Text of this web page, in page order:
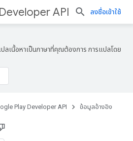
API ลงชื่อเข้าใช้
ปลเนื้อหาเป็นภาษาที่คุณต้องการ การแปลโดย
Play Developer API ข้อมูลอ้างอิง